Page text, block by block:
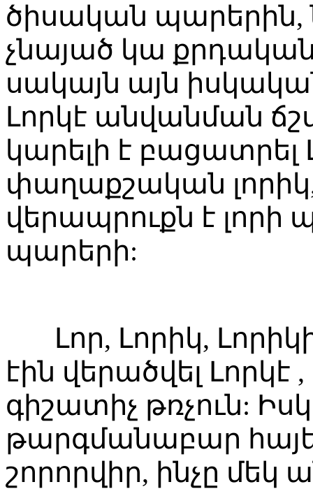
ծիսական պարերին,
չնայած կա
սակայն այն
Լորկէ անվանման
կարելի է բացատրել
փաղաքշական լորիկ,
վերապրուքն է
պարերի:
Լոր, Լորիկ,
էին վերածվել Լորկէ ,
գիշատիչ թռչուն:
թարգմանաբար
շորորվիր, ինչը